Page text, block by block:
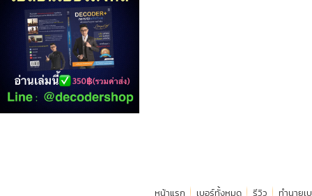
หน้าแรก เบอร์ทั้งหมด รีวิว
ทำนายเ